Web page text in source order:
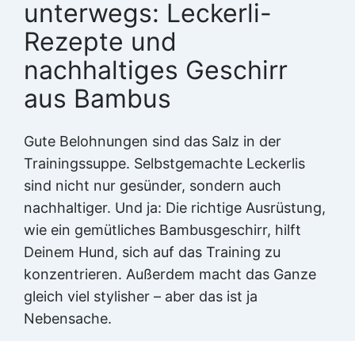
unterwegs: Leckerli-
Rezepte und
nachhaltiges Geschirr
aus Bambus
Gute Belohnungen sind das Salz in der
Trainingssuppe. Selbstgemachte Leckerlis
sind nicht nur gesünder, sondern auch
nachhaltiger. Und ja: Die richtige Ausrüstung,
wie ein gemütliches Bambusgeschirr, hilft
Deinem Hund, sich auf das Training zu
konzentrieren. Außerdem macht das Ganze
gleich viel stylisher – aber das ist ja
Nebensache.